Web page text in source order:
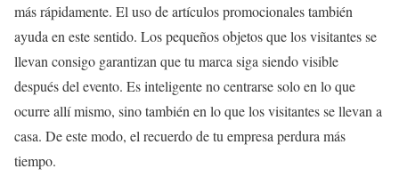
más rápidamente. El uso de artículos promocionales también
ayuda en este sentido. Los pequeños objetos que los visitantes se
llevan consigo garantizan que tu marca siga siendo visible
después del evento. Es inteligente no centrarse solo en lo que
ocurre allí mismo, sino también en lo que los visitantes se llevan a
casa. De este modo, el recuerdo de tu empresa perdura más
tiempo.